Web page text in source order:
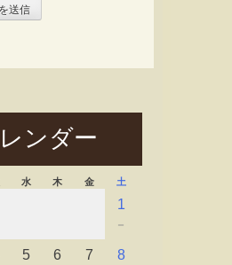
ンダー
水 木 金 土
1
－
5 6 7 8